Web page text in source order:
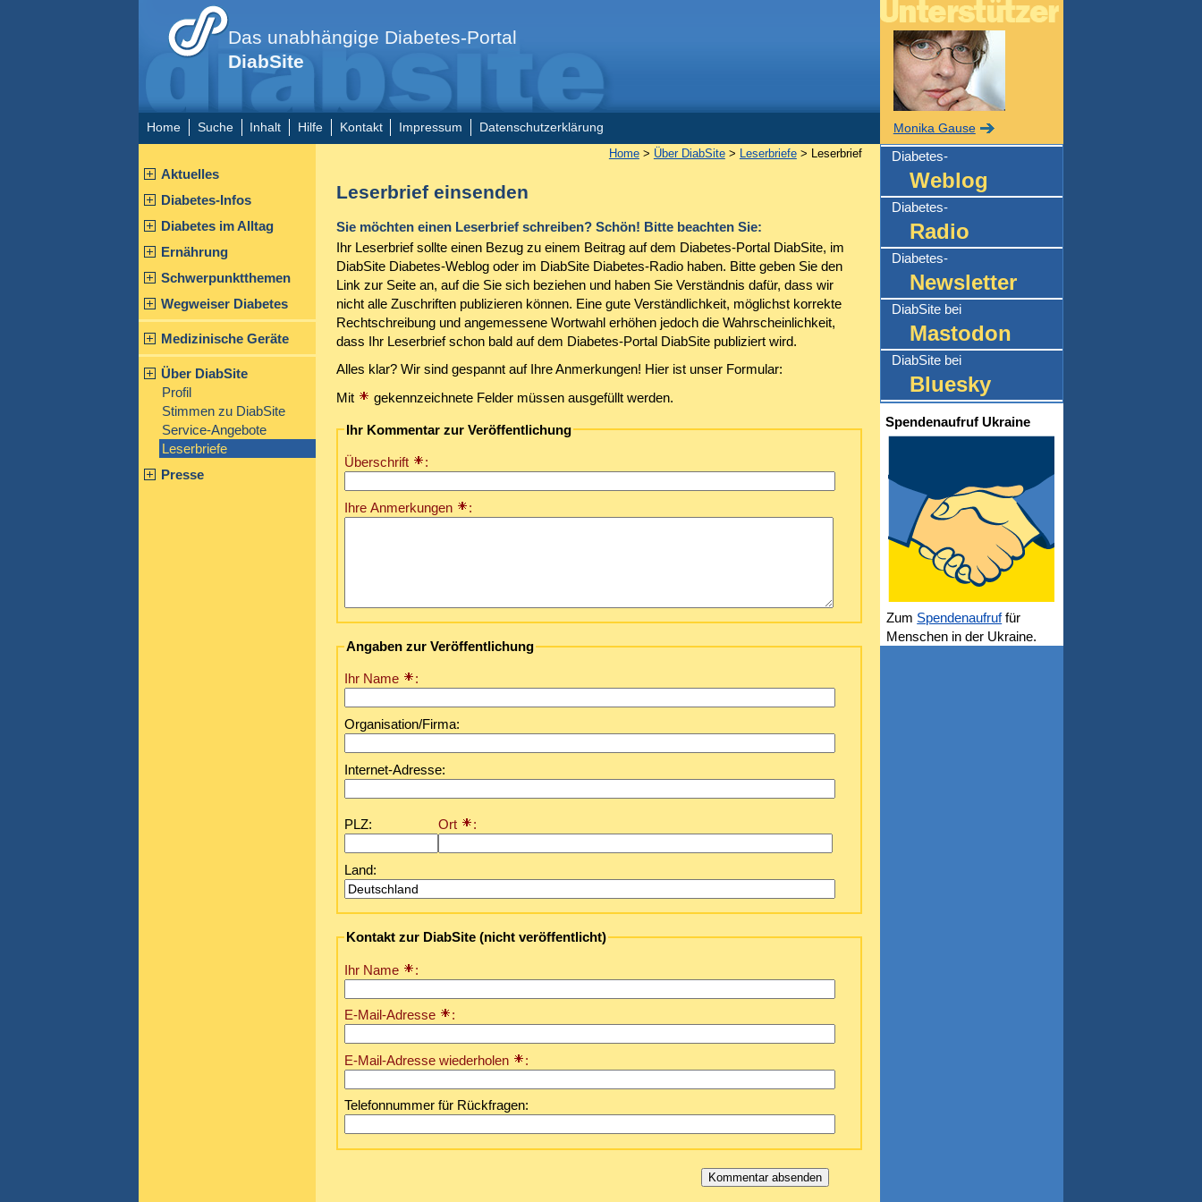
Das unabhängige Diabetes-Portal
DiabSite
Home Suche Inhalt Hilfe Kontakt Impressum Datenschutzerklärung
Aktuelles
Diabetes-Infos
Diabetes im Alltag
Ernährung
Schwerpunktthemen
Wegweiser Diabetes
Medizinische Geräte
Über DiabSite
Profil
Stimmen zu DiabSite
Service-Angebote
Leserbriefe
Presse
Home> Über DiabSite> Leserbriefe> Leserbrief
Leserbrief einsenden
Sie möchten einen Leserbrief schreiben? Schön! Bitte beachten Sie:
Ihr Leserbrief sollte einen Bezug zu einem Beitrag auf dem Diabetes-Portal DiabSite, im
DiabSite Diabetes-Weblog oder im DiabSite Diabetes-Radio haben. Bitte geben Sie den
Link zur Seite an, auf die Sie sich beziehen und haben Sie Verständnis dafür, dass wir
nicht alle Zuschriften publizieren können. Eine gute Verständlichkeit, möglichst korrekte
Rechtschreibung und angemessene Wortwahl erhöhen jedoch die Wahrscheinlichkeit,
dass Ihr Leserbrief schon bald auf dem Diabetes-Portal DiabSite publiziert wird.
Alles klar? Wir sind gespannt auf Ihre Anmerkungen! Hier ist unser Formular:
Mit
gekennzeichnete Felder müssen ausgefüllt werden.
Ihr Kommentar zur Veröffentlichung
Überschrift :
Ihre Anmerkungen :
Angaben zur Veröffentlichung
Ihr Name :
Organisation/Firma:
Internet-Adresse:
PLZ: Ort :
Land:
Kontakt zur DiabSite (nicht veröffentlicht)
Ihr Name :
E-Mail-Adresse :
E-Mail-Adresse wiederholen :
Telefonnummer für Rückfragen:
Monika Gause
Diabetes-
Weblog
Diabetes-
Radio
Diabetes-
Newsletter
DiabSite bei
Mastodon
DiabSite bei
Bluesky
Spendenaufruf Ukraine
Zum Spendenaufruffür
Menschen in der Ukraine.